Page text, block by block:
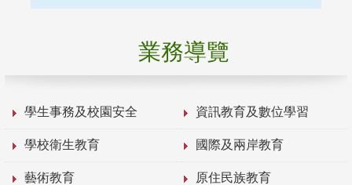
業務導覽
學生事務及校園安全 資訊教育及數位學習
學校衛生教育 國際及兩岸教育
藝術教育 原住民族教育